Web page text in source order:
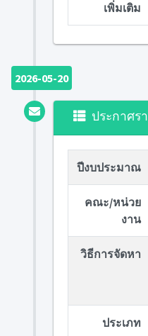
เพิ่มเติม
2026-05-20
ประกาศร
ปีงบประมาณ
คณะ/หน่วย
งาน
วิธีการจัดหา
ประเภท